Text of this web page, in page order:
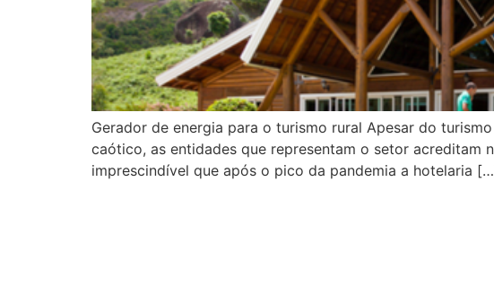
Gerador de energia para o turismo rural Apesar do
caótico, as entidades que representam o setor acreditam
imprescindível que após o pico da pandemia a hotelaria